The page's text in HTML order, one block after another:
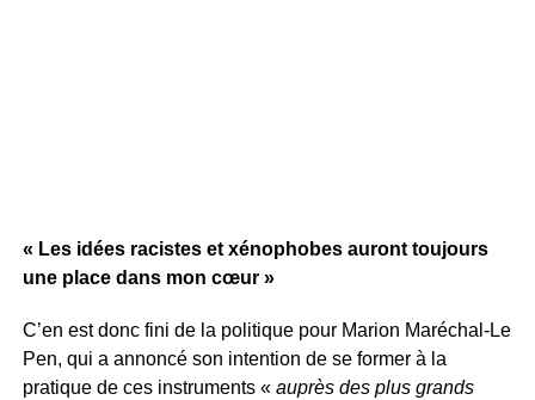
« Les idées racistes et xénophobes auront toujours
une place dans mon cœur »
C’en est donc fini de la politique pour Marion Maréchal-Le
Pen, qui a annoncé son intention de se former à la
pratique de ces instruments « auprès des plus grands